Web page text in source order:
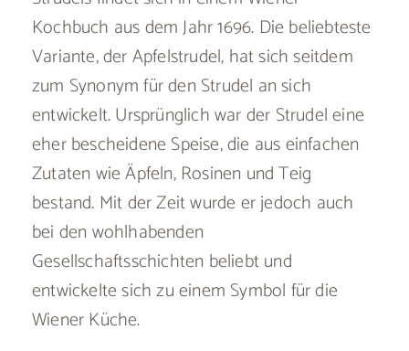
Kochbuch aus dem Jahr 1696. Die beliebteste
Variante, der Apfelstrudel, hat sich seitdem
zum Synonym für den Strudel an sich
entwickelt. Ursprünglich war der Strudel eine
eher bescheidene Speise, die aus einfachen
Zutaten wie Äpfeln, Rosinen und Teig
bestand. Mit der Zeit wurde er jedoch auch
bei den wohlhabenden
Gesellschaftsschichten beliebt und
entwickelte sich zu einem Symbol für die
Wiener Küche.